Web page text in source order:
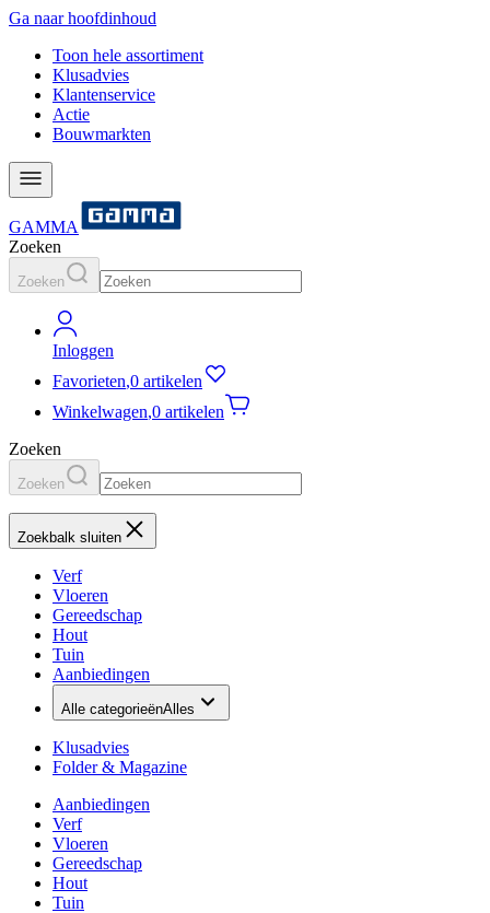
Ga naar hoofdinhoud
Toon hele assortiment
Klusadvies
Klantenservice
Actie
Bouwmarkten
GAMMA
Zoeken
Zoeken
Inloggen
Favorieten,0 artikelen
Winkelwagen,0 artikelen
Zoeken
Zoeken
Zoekbalk sluiten
Verf
Vloeren
Gereedschap
Hout
Tuin
Aanbiedingen
Alle categorieënAlles
Klusadvies
Folder & Magazine
Aanbiedingen
Verf
Vloeren
Gereedschap
Hout
Tuin